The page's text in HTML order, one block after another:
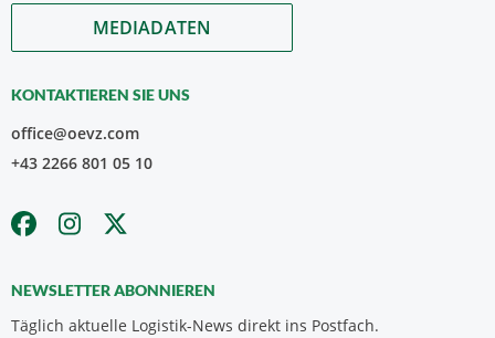
MEDIADATEN
KONTAKTIEREN SIE UNS
office@oevz.com
+43 2266 801 05 10
NEWSLETTER ABONNIEREN
Täglich aktuelle Logistik-News direkt ins Postfach.